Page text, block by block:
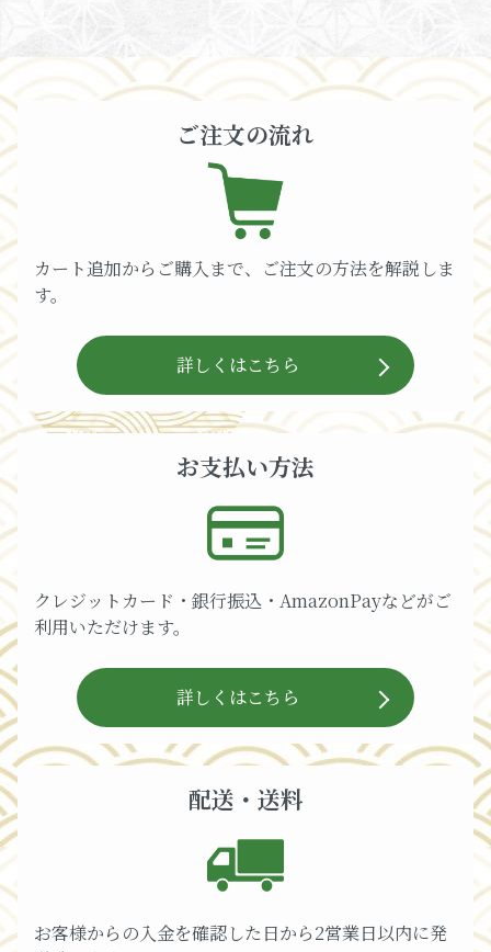
ご注文の流れ
カート追加からご購入まで、ご注文の方法を解説しま
す。
詳しくはこちら
お支払い方法
クレジットカード・銀行振込・AmazonPayなどがご
利用いただけます。
詳しくはこちら
配送・送料
お客様からの入金を確認した日から2営業日以内に発